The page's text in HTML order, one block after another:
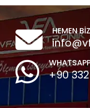
HEMEN
+90